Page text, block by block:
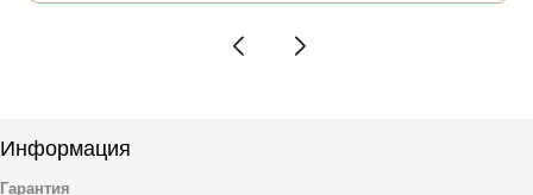
Информация
Гарантия